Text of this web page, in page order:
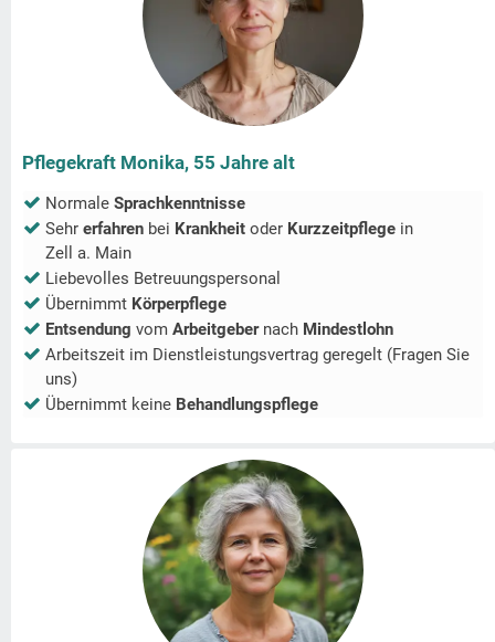
Pflegekraft Monika, 55 Jahre alt
Normale Sprachkenntnisse
Sehr erfahren bei Krankheit oder Kurzzeitpflege in
Zell a. Main
Liebevolles Betreuungspersonal
Übernimmt Körperpflege
Entsendung vom Arbeitgeber nach Mindestlohn
Arbeitszeit im Dienstleistungsvertrag geregelt (Fragen Sie
uns)
Übernimmt keine Behandlungspflege